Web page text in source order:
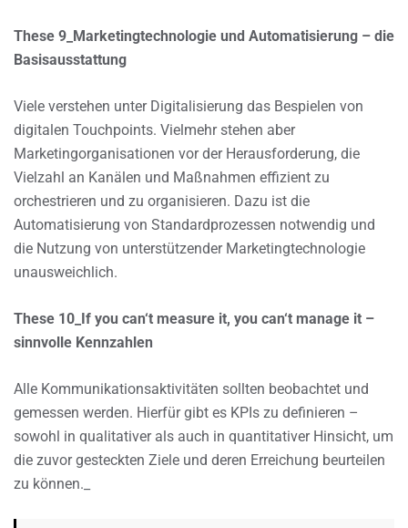
These 9_Marketingtechnologie und Automatisierung – die
Basisausstattung
Viele verstehen unter Digitalisierung das Bespielen von
digitalen Touchpoints. Vielmehr stehen aber
Marketingorganisationen vor der Herausforderung, die
Vielzahl an Kanälen und Maßnahmen effizient zu
orchestrieren und zu organisieren. Dazu ist die
Automatisierung von Standardprozessen notwendig und
die Nutzung von unterstützender Marketingtechnologie
unausweichlich.
These 10_If you can‘t measure it, you can‘t manage it –
sinnvolle Kennzahlen
Alle Kommunikationsaktivitäten sollten beobachtet und
gemessen werden. Hierfür gibt es KPIs zu definieren –
sowohl in qualitativer als auch in quantitativer Hinsicht, um
die zuvor gesteckten Ziele und deren Erreichung beurteilen
zu können._